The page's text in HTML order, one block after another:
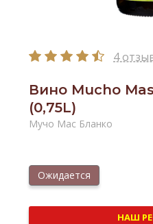
4
Вино Mucho
(0,75L)
Мучо Мас Бланко
Ожидается
НАШ